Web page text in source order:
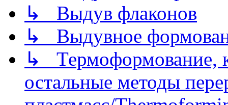
↳ Выдув флаконов
↳ Выдувное
↳ Термоформование,
остальные методы